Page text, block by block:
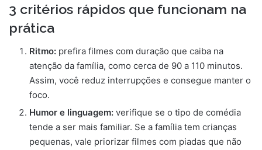
3 critérios rápidos que funcionam na
prática
Ritmo: prefira filmes com duração que caiba na
atenção da família, como cerca de 90 a 110 minutos.
Assim, você reduz interrupções e consegue manter o
foco.
Humor e linguagem: verifique se o tipo de comédia
tende a ser mais familiar. Se a família tem crianças
pequenas, vale priorizar filmes com piadas que não